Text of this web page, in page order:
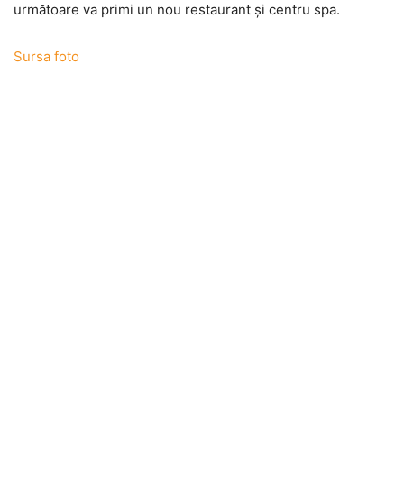
următoare va primi un nou restaurant şi centru spa.
Sursa foto